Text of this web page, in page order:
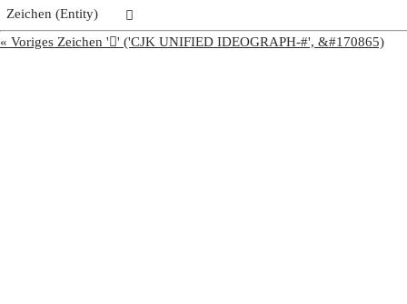
Zeichen (Entity)
𩭲
« Voriges Zeichen '𩭱' ('CJK UNIFIED IDEOGRAPH-#', &#170865)